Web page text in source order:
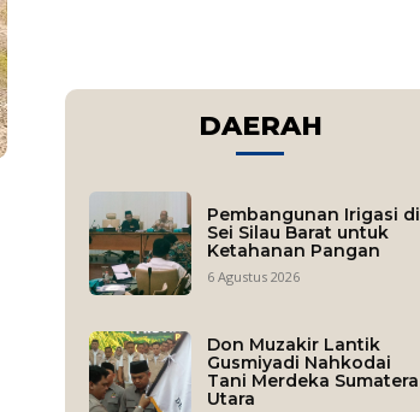
DAERAH
Pembangunan Irigasi di
Sei Silau Barat untuk
Ketahanan Pangan
6 Agustus 2026
Don Muzakir Lantik
Gusmiyadi Nahkodai
Tani Merdeka Sumatera
Utara